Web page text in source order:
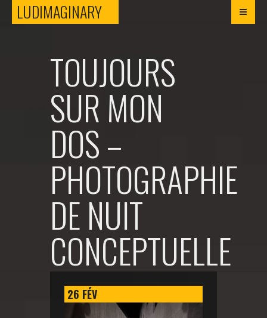
LUDIMAGINARYLUDIMAGINARY
TOUJOURS
SUR MON
DOS –
PHOTOGRAPHIE
DE NUIT
CONCEPTUELLE
26 FÉV